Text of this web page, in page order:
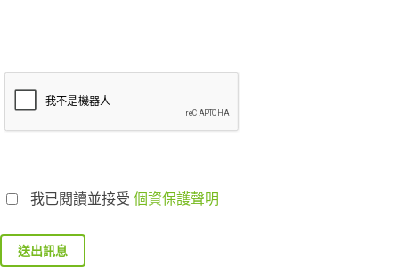
我已閱讀並接受 個資保護聲明
送出訊息